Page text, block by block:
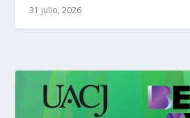
31 julio, 2026